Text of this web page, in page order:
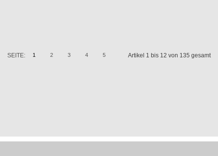
Artikel 1 bis 12 von 135 gesamt
SEITE: 1 2 3 4 5